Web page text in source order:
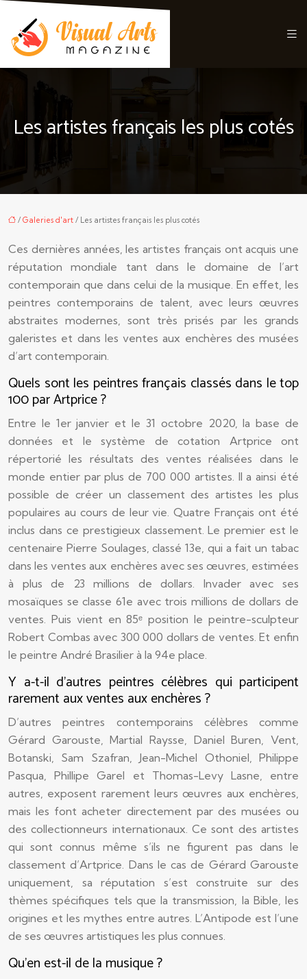
Les artistes français les plus cotés
/ Galeries d'art / Les artistes français les plus cotés
Ces dernières années, les artistes français ont acquis une
réputation mondiale tant dans le domaine de l’art
contemporain que dans celui de la musique. En effet, les
peintres contemporains de talent, avec leurs œuvres
abstraites modernes, sont très prisés par les grands
galeristes et dans les ventes aux enchères des musées
d’art contemporain.
Quels sont les peintres français classés dans le top
100 par Artprice ?
Entre le 1er janvier et le 31 octobre 2020, la base de
données et le système de cotation Artprice ont
répertorié les résultats des ventes réalisées dans le
monde entier par plus de 700 000 artistes. Il a ainsi été
possible de créer un classement des artistes les plus
populaires au cours de leur vie. Quatre Français ont été
inclus dans ce prestigieux classement. Le premier est le
centenaire Pierre Soulages, classé 13e, qui a fait un tabac
dans les ventes aux enchères avec ses œuvres, estimées
à plus de 23 millions de dollars. Invader avec ses
mosaïques se classe 61e avec trois millions de dollars de
ventes. Puis vient en 85ᵉ position le peintre-sculpteur
Robert Combas avec 300 000 dollars de ventes. Et enfin
le peintre André Brasilier à la 94e place.
Y a-t-il d’autres peintres célèbres qui participent
rarement aux ventes aux enchères ?
D’autres peintres contemporains célèbres comme
Gérard Garouste, Martial Raysse, Daniel Buren, Vent,
Botanski, Sam Szafran, Jean-Michel Othoniel, Philippe
Pasqua, Phillipe Garel et Thomas-Levy Lasne, entre
autres, exposent rarement leurs œuvres aux enchères,
mais les font acheter directement par des musées ou
des collectionneurs internationaux. Ce sont des artistes
qui sont connus même s’ils ne figurent pas dans le
classement d’Artprice. Dans le cas de Gérard Garouste
uniquement, sa réputation s’est construite sur des
thèmes spécifiques tels que la transmission, la Bible, les
origines et les mythes entre autres. L’Antipode est l’une
de ses œuvres artistiques les plus connues.
Qu’en est-il de la musique ?